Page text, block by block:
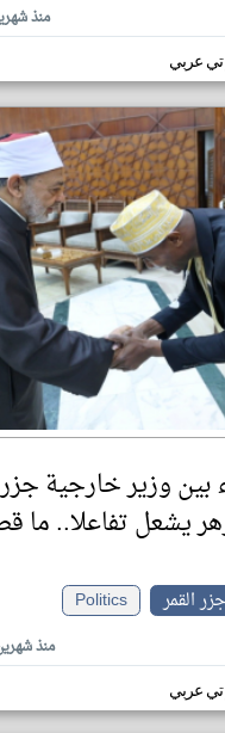
منذ
تي عربي
بين وزير خارجية
يشعل تفاعلا.. ما
القمر
Politics
منذ
تي عربي